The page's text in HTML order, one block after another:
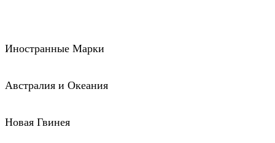
Иностранные Марки
Австралия и Океания
Новая Гвинея